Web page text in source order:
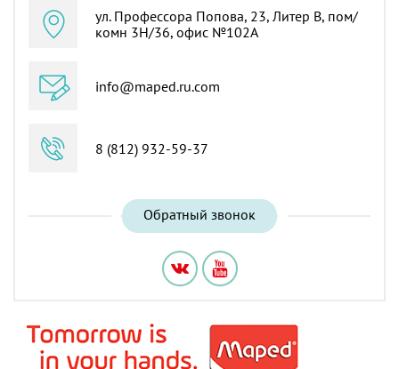
ул. Профессора Попова, 23, Литер В, пом/
комн 3Н/36, офис №102А
info@maped.ru.com
8 (812) 932-59-37
Обратный звонок